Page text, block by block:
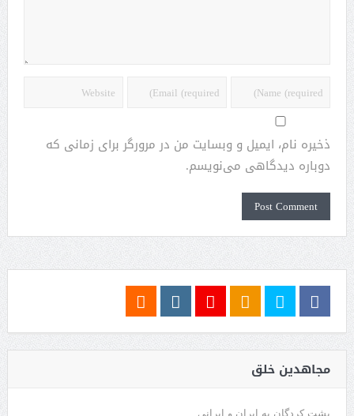
ذخیره نام، ایمیل و وبسایت من در مرورگر برای زمانی که
دوباره دیدگاهی می‌نویسم.
مجاهدین خلق
پشت کردگان به ایران و ایرانی.